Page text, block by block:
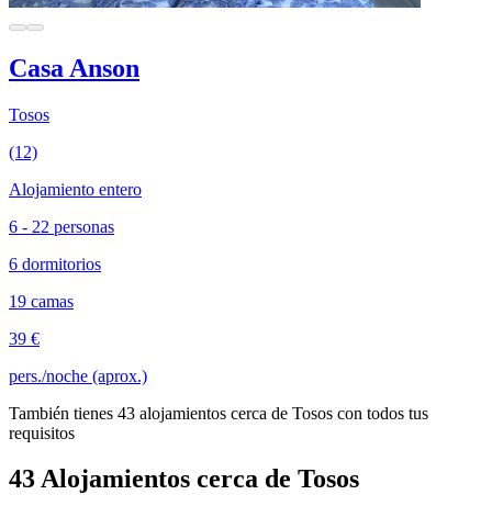
Casa Anson
Tosos
(12)
Alojamiento entero
6 - 22 personas
6 dormitorios
19 camas
39 €
pers./noche (aprox.)
También tienes 43 alojamientos cerca de Tosos con todos tus
requisitos
43 Alojamientos cerca de Tosos